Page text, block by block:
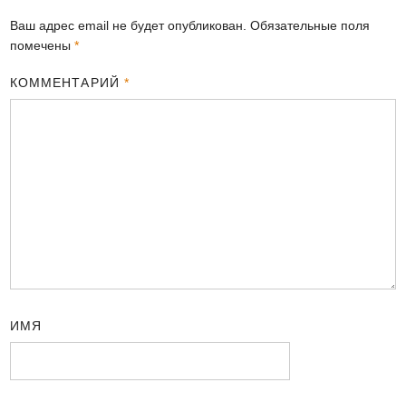
Ваш адрес email не будет опубликован. Обязательные поля
помечены*
КОММЕНТАРИЙ *
ИМЯ